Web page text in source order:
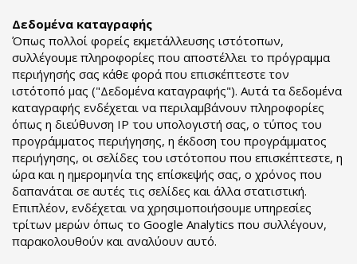
Δεδομένα καταγραφής
Όπως πολλοί φορείς εκμετάλλευσης ιστότοπων,
συλλέγουμε πληροφορίες που αποστέλλει το πρόγραμμα
περιήγησής σας κάθε φορά που επισκέπτεστε τον
ιστότοπό μας ("Δεδομένα καταγραφής"). Αυτά τα δεδομένα
καταγραφής ενδέχεται να περιλαμβάνουν πληροφορίες
όπως η διεύθυνση IP του υπολογιστή σας, ο τύπος του
προγράμματος περιήγησης, η έκδοση του προγράμματος
περιήγησης, οι σελίδες του ιστότοπου που επισκέπτεστε, η
ώρα και η ημερομηνία της επίσκεψής σας, ο χρόνος που
δαπανάται σε αυτές τις σελίδες και άλλα στατιστική.
Επιπλέον, ενδέχεται να χρησιμοποιήσουμε υπηρεσίες
τρίτων μερών όπως το Google Analytics που συλλέγουν,
παρακολουθούν και αναλύουν αυτό.